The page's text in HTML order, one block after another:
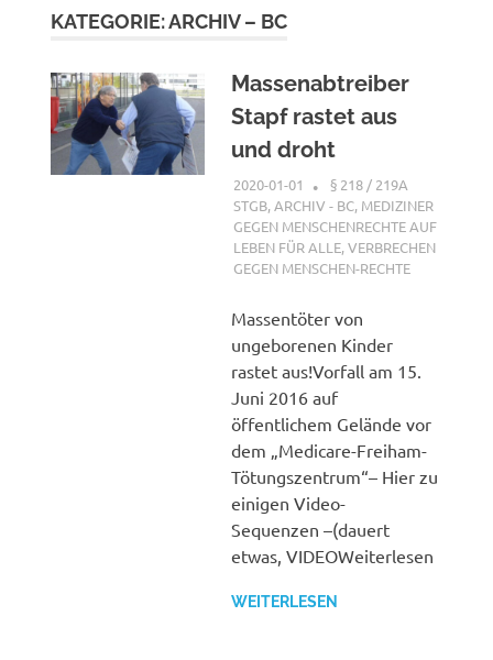
KATEGORIE:ARCHIV – BC
Massenabtreiber
Stapf rastet aus
und droht
2020-01-01 XX
§ 218 / 219A
STGB,ARCHIV - BC, MEDIZINER
GEGEN MENSCHENRECHTE AUF
LEBEN FÜR ALLE,VERBRECHEN
GEGEN MENSCHEN-RECHTE
Massentöter von
ungeborenen Kinder
rastet aus!Vorfall am 15.
Juni 2016 auf
öffentlichem Gelände vor
dem „Medicare-Freiham-
Tötungszentrum“– Hier zu
einigen Video-
Sequenzen –(dauert
etwas, VIDEOWeiterlesen
WEITERLESEN